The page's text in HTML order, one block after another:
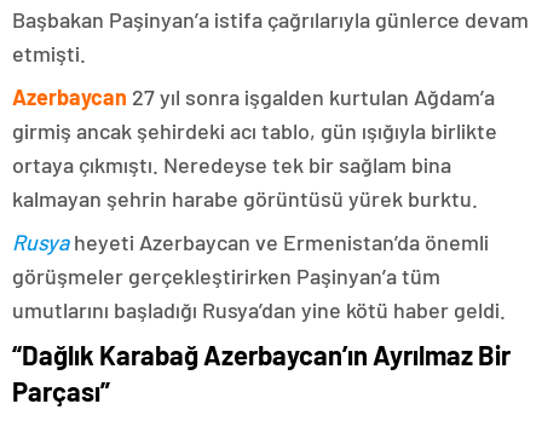
Başbakan Paşinyan’a istifa çağrılarıyla günlerce devam
etmişti.
Azerbaycan 27 yıl sonra işgalden kurtulan Ağdam’a
girmiş ancak şehirdeki acı tablo, gün ışığıyla birlikte
ortaya çıkmıştı. Neredeyse tek bir sağlam bina
kalmayan şehrin harabe görüntüsü yürek burktu.
Rusyaheyeti Azerbaycan ve Ermenistan’da önemli
görüşmeler gerçekleştirirken Paşinyan’a tüm
umutlarını başladığı Rusya’dan yine kötü haber geldi.
“Dağlık Karabağ Azerbaycan’ın Ayrılmaz Bir
Parçası”